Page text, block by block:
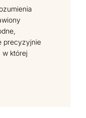
precyzyjnie
w której